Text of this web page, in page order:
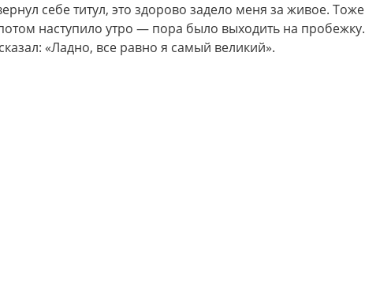
себе титул, это здорово задело меня за живое. Тоже
наступило утро — пора было выходить на пробежку.
«Ладно, все равно я самый великий».